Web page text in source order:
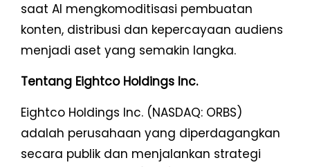
saat AI mengkomoditisasi pembuatan
konten, distribusi dan kepercayaan audiens
menjadi aset yang semakin langka.
Tentang Eightco Holdings Inc.
Eightco Holdings Inc. (NASDAQ: ORBS)
adalah perusahaan yang diperdagangkan
secara publik dan menjalankan strategi